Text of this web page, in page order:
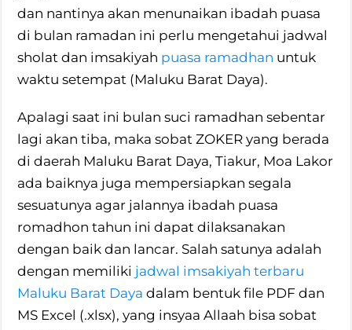
dan nantinya akan menunaikan ibadah puasa
di bulan ramadan ini perlu mengetahui jadwal
sholat dan imsakiyah puasa ramadhan untuk
waktu setempat (Maluku Barat Daya).
Apalagi saat ini bulan suci ramadhan sebentar
lagi akan tiba, maka sobat ZOKER yang berada
di daerah Maluku Barat Daya, Tiakur, Moa Lakor
ada baiknya juga mempersiapkan segala
sesuatunya agar jalannya ibadah puasa
romadhon tahun ini dapat dilaksanakan
dengan baik dan lancar. Salah satunya adalah
dengan memiliki jadwal imsakiyah terbaru
Maluku Barat Daya dalam bentuk file PDF dan
MS Excel (.xlsx), yang insyaa Allaah bisa sobat